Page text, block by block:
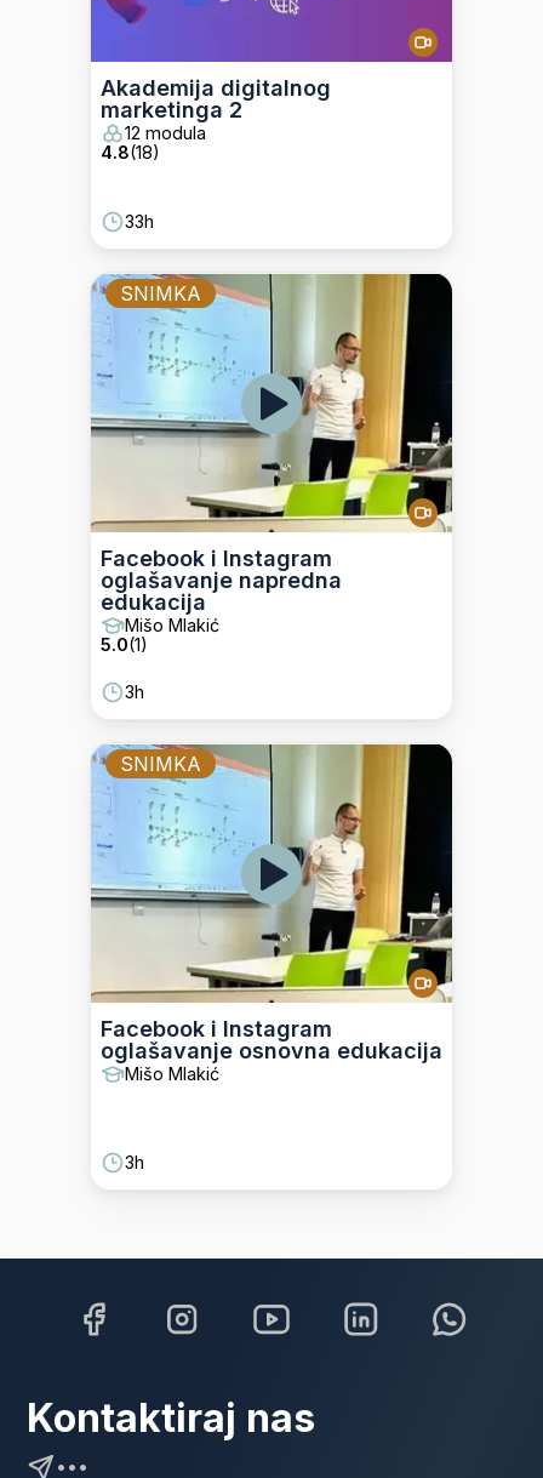
Akademija digitalnog
marketinga 2
12 modula
4.8(18)
33h
SNIMKA
Facebook i Instagram
oglašavanje napredna
edukacija
Mišo Mlakić
5.0(1)
3h
SNIMKA
Facebook i Instagram
oglašavanje osnovna edukacija
Mišo Mlakić
3h
Kontaktiraj nas
•••